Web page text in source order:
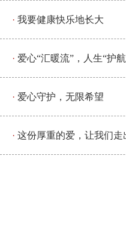
我要健康快乐地长大
爱心“汇暖流”，人生“护
爱心守护，无限希望
这份厚重的爱，让我们走